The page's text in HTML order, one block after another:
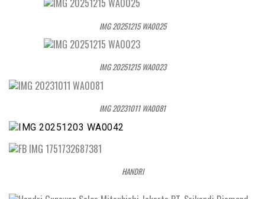
IMG 20251215 WA0025
IMG 20251215 WA0023
IMG 20231011 WA0081
HANDRI